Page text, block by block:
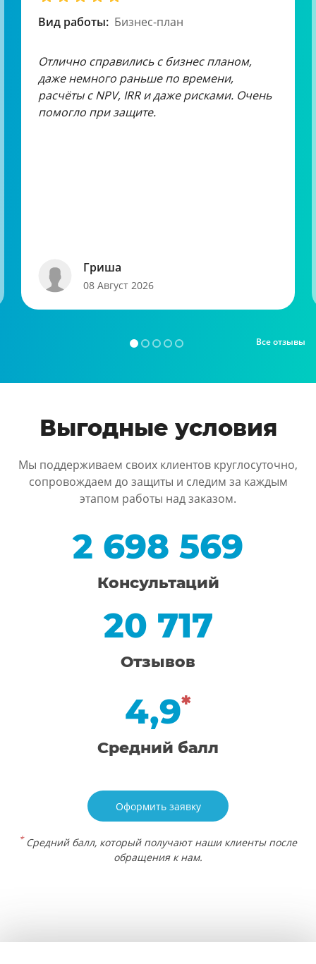
Вид работы: Бизнес-план
Отлично справились с бизнес планом,
даже немного раньше по времени,
расчёты с NPV, IRR и даже рисками. Очень
помогло при защите.
Гриша
08 Август 2026
Все отзывы
Выгодные условия
Мы поддерживаем своих клиентов круглосуточно,
сопровождаем до защиты и следим за каждым
этапом работы над заказом.
2 698 569
Консультаций
20 717
Отзывов
4,9*
Средний балл
Оформить заявку
*Средний балл, который получают наши клиенты после
обращения к нам.